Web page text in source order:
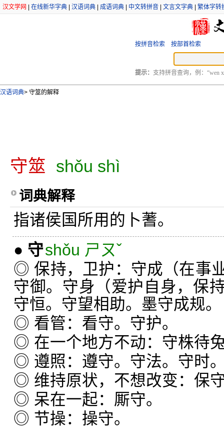
汉文学网 在线新华字典 汉语词典 成语词典 中文转拼音 文言文字典 繁体字转
按拼音检索 按部首检索
提示： 支持拼音查询，例：“wen
汉语词典> 守筮的解释
守筮 shǒu shì
词典解释
指诸侯国所用的卜蓍。
● 守shǒu ㄕㄡˇ
◎ 保持，卫护：守成（在事
守御。守身（爱护自身，保
守恒。守望相助。墨守成规。
◎ 看管：看守。守护。
◎ 在一个地方不动：守株待
◎ 遵照：遵守。守法。守时
◎ 维持原状，不想改变：保
◎ 呆在一起：厮守。
◎ 节操：操守。